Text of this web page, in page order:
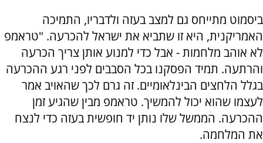
ביסמוט מתייחס גם למצב בעזה ולדבריו, התמיכה
האמריקנית, היא זו שתביא את ישראל להכרעה. "טראמפ
לא אוהב מלחמות - אבל כדי למנוע אותן צריך הכרעה
והרתעה. תמיד הפסקנו בכל הסבבים לפני רגע ההכרעה
בגלל הלחצים הבינלאומיים. זה גרם לכך שהאויב אמר
לעצמו שהוא יכול להמשיך. טראמפ מבין שהגיע זמן
ההכרעה. הממשל שלו נותן יד חופשית בעזה כדי לנצח
את המלחמה.